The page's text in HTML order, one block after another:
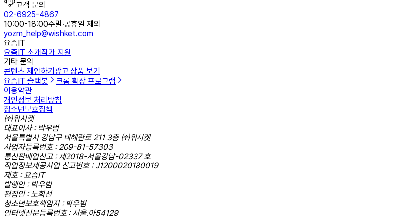
고객 문의
02-6925-4867
10:00-18:00주말·공휴일 제외
yozm_help@wishket.com
요즘IT
요즘IT 소개작가 지원
기타 문의
콘텐츠 제안하기 광고 상품 보기
요즘IT 슬랙봇
크롬 확장 프로그램
이용약관
개인정보 처리방침
청소년보호정책
㈜위시켓
대표이사 : 박우범
서울특별시 강남구 테헤란로 211 3층 ㈜위시켓
사업자등록번호 : 209-81-57303
통신판매업신고 : 제2018-서울강남-02337 호
직업정보제공사업 신고번호 : J1200020180019
제호 : 요즘IT
발행인 : 박우범
편집인 : 노희선
청소년보호책임자 : 박우범
인터넷신문등록번호 : 서울,아54129